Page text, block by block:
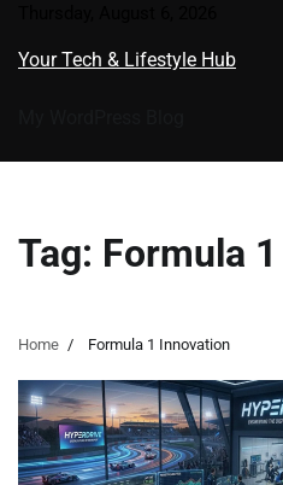
content
Your Tech & Lifestyle Hub
Tag: Formula
Home Formula 1 Innovation